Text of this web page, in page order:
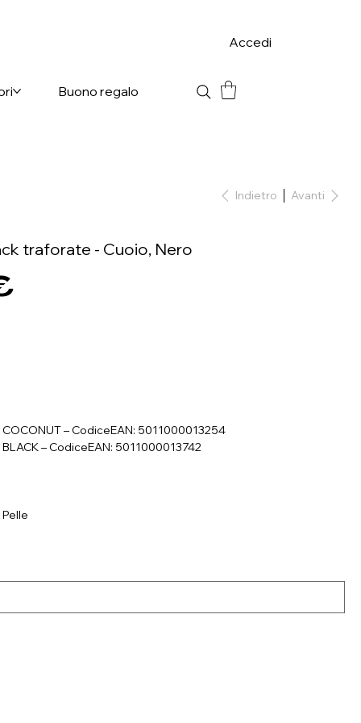
Buono regalo
Accedi
Indietro Avanti
traforate - Cuoio, Nero
– CodiceEAN: 5011000013254
– CodiceEAN: 5011000013742